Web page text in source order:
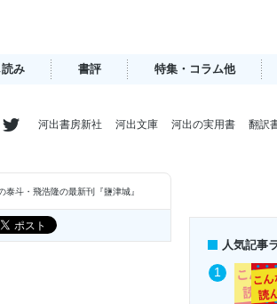
み 書評 特集・コラム他
河出書房新社 河出文庫 河出の実用書 翻訳
斗・飛浩隆の最新刊『鹽津城』
人気記事